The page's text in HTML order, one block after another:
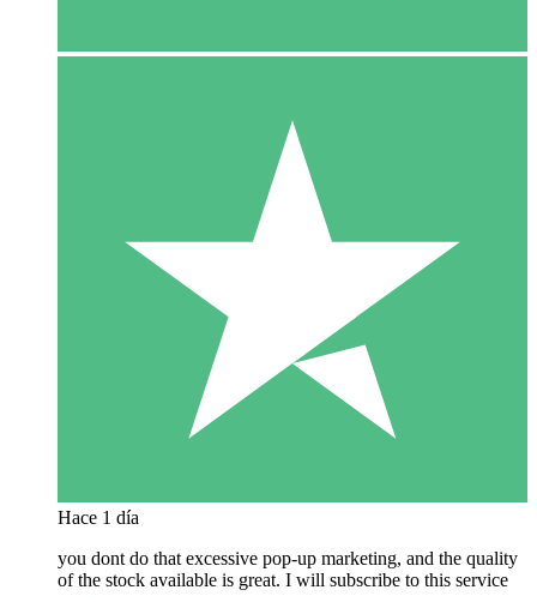
Hace 1 día
you dont do that excessive pop-up marketing, and the quality
of the stock available is great. I will subscribe to this service